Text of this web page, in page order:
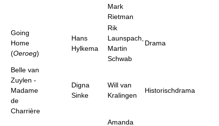
Mark
Rietman
Going
Home
(Oeroeg)
Hans
Hylkema
Rik
Launspach,
Martin
Schwab
Drama
Belle van
Zuylen -
Madame
de
Charrière
Digna
Sinke
Will van
Kralingen
Historischdrama
Amanda